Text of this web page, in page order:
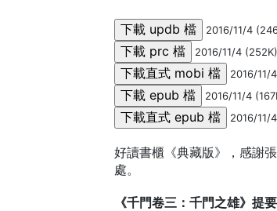
2016/11/4
2016/11/4
2016/11/
2016/11/4
2016/11/
好讀書櫃《典藏版》，感謝
處。
《千門卷三：千門之雄》提要